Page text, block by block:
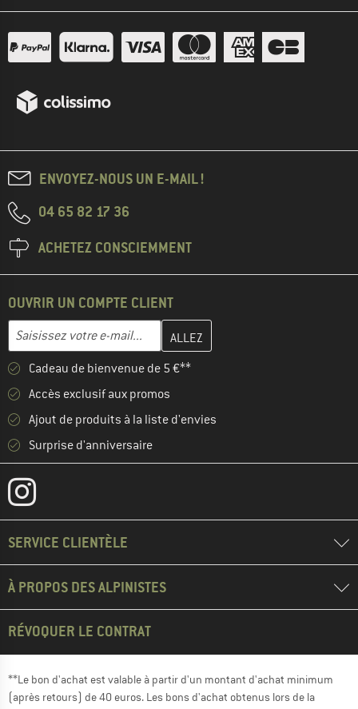
ENVOYEZ-NOUS UN E-MAIL !
04 65 82 17 36
ACHETEZ CONSCIEMMENT
OUVRIR UN COMPTE CLIENT
Adresse e-mail
Entrez votre adresse e-mail ici et créez votre compte client à la
Cadeau de bienvenue de 5 €**
Accès exclusif aux promos
Ajout de produits à la liste d'envies
Surprise d'anniversaire
SERVICE CLIENTÈLE
À PROPOS DES ALPINISTES
RÉVOQUER LE CONTRAT
**Le bon d'achat est valable à partir d'un montant d'achat minimum
(après retours) de 40 euros. Les bons d'achat obtenus lors de la